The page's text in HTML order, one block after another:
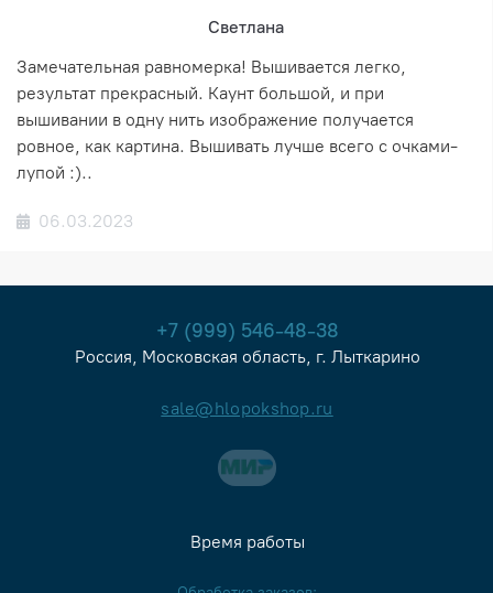
Светлана
Замечательная равномерка! Вышивается легко,
результат прекрасный. Каунт большой, и при
вышивании в одну нить изображение получается
ровное, как картина. Вышивать лучше всего с очками-
лупой :)..
06.03.2023
+7 (999) 546-48-38
Россия, Московская область, г. Лыткарино
sale@hlopokshop.ru
Время работы